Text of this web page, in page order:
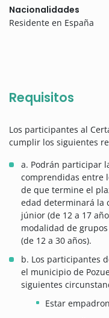
Nacionalidades
Residente en España
Requisitos
Los participantes al
cumplir los siguientes
a. Podrán participar
comprendidas entre
de que termine el
edad determinará la
júnior (de 12 a 17
modalidad de
(de 12 a 30 años).
b. Los participantes
el municipio de
siguientes
Estar